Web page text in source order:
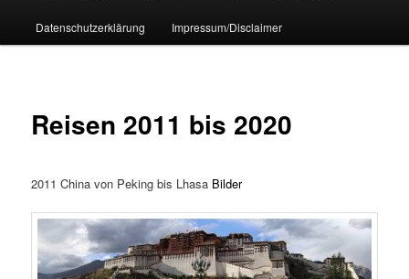
Datenschutzerklärung Impressum/Disclaimer
Reisen 2011 bis 2020
2011 China von Peking bis Lhasa Bilder